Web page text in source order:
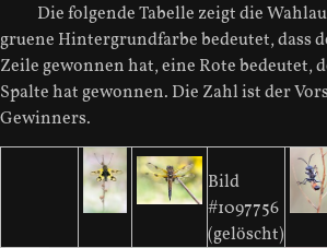
Die folgende Tabelle zeigt die
gruene Hintergrundfarbe bedeutet, dass
Zeile gewonnen hat, eine Rote bedeutet,
Spalte hat gewonnen. Die Zahl ist der
Gewinners.
Bild
#1097756
(gelöscht)